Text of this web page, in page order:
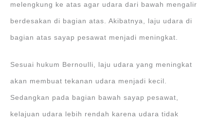
melengkung ke atas agar udara dari bawah mengalir
berdesakan di bagian atas. Akibatnya, laju udara di
bagian atas sayap pesawat menjadi meningkat.
Sesuai hukum Bernoulli, laju udara yang meningkat
akan membuat tekanan udara menjadi kecil.
Sedangkan pada bagian bawah sayap pesawat,
kelajuan udara lebih rendah karena udara tidak